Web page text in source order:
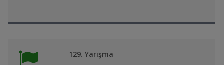
129. Yarışma